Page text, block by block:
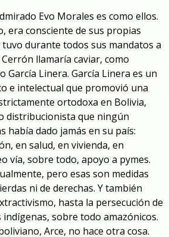
Evo Morales es como ellos.
era consciente de sus propias
durante todos sus mandatos a
llamaría caviar, como
García Linera. García Linera es un
e intelectual que promovió una
ortodoxa en Bolivia,
distribucionista que ningún
había dado jamás en su país:
en salud, en vivienda, en
vía, sobre todo, apoyo a pymes.
pero esas son medidas
ni de derechas. Y también
hasta la persecución de
sobre todo amazónicos.
Arce, no hace otra cosa.